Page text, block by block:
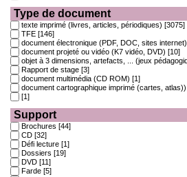
Type de document
texte imprimé (livres, articles, périodiques) [3075]
TFE [146]
document électronique (PDF, DOC, sites internet)
document projeté ou vidéo (K7 vidéo, DVD) [10]
objet à 3 dimensions, artefacts, ... (jeux
Rapport de stage [3]
document multimédia (CD ROM) [1]
document cartographique imprimé (cartes, atlas))
[1]
Support
Brochures [44]
CD [32]
Défi lecture [1]
Dossiers [19]
DVD [11]
Farde [5]